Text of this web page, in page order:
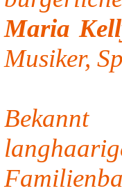
Maria
Musiker,